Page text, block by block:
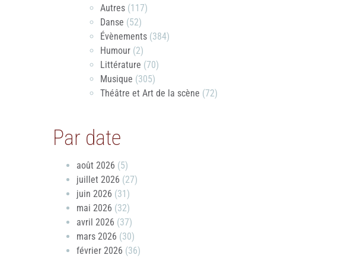
Autres(117)
Danse (52)
Évènements(384)
Humour(2)
Littérature (70)
Musique (305)
Théâtre et Art de la scène (72)
Par date
août 2026 (5)
juillet 2026 (27)
juin 2026 (31)
mai 2026 (32)
avril 2026 (37)
mars 2026 (30)
février 2026 (36)